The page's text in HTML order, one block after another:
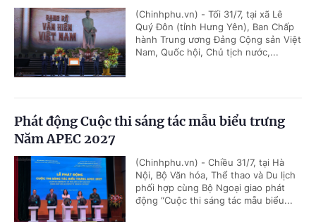
(Chinhphu.vn) - Tối 31/7, tại xã Lê
Quý Đôn (tỉnh Hưng Yên), Ban Chấp
hành Trung ương Đảng Cộng sản Việt
Nam, Quốc hội, Chủ tịch nước,...
Phát động Cuộc thi sáng tác mẫu biểu trưng
Năm APEC 2027
(Chinhphu.vn) - Chiều 31/7, tại Hà
Nội, Bộ Văn hóa, Thể thao và Du lịch
phối hợp cùng Bộ Ngoại giao phát
động “Cuộc thi sáng tác mẫu biểu...